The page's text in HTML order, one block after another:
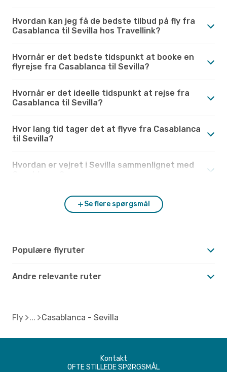
Hvordan kan jeg få de bedste tilbud på fly fra
Casablanca til Sevilla hos Travellink?
Hvornår er det bedste tidspunkt at booke en
flyrejse fra Casablanca til Sevilla?
Hvornår er det ideelle tidspunkt at rejse fra
Casablanca til Sevilla?
Hvor lang tid tager det at flyve fra Casablanca
til Sevilla?
Hvordan er vejret i Sevilla sammenlignet med
Se flere spørgsmål
Populære flyruter
Andre relevante ruter
Fly Casablanca - Sevilla
Kontakt
OFTE STILLEDE SPØRGSMÅL